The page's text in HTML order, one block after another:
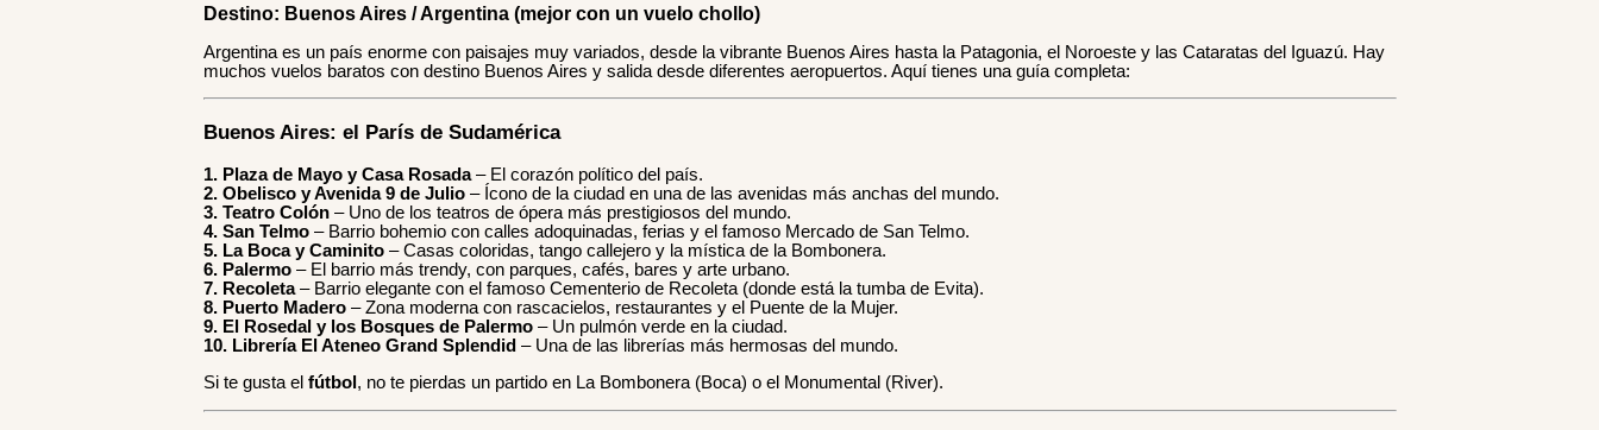
Destino: Buenos Aires / Argentina (mejor con un vuelo chollo)
Argentina es un país enorme con paisajes muy variados, desde la vibrante Buenos Aires hasta la Patagonia, el Noroeste y las Cataratas del Iguazú. Hay
muchos vuelos baratos con destino Buenos Aires y salida desde diferentes aeropuertos. Aquí tienes una guía completa:
Buenos Aires: el París de Sudamérica
1. Plaza de Mayo y Casa Rosada– El corazón político del país.
2. Obelisco y Avenida 9 de Julio– Ícono de la ciudad en una de las avenidas más anchas del mundo.
3. Teatro Colón– Uno de los teatros de ópera más prestigiosos del mundo.
4. San Telmo– Barrio bohemio con calles adoquinadas, ferias y el famoso Mercado de San Telmo.
5. La Boca y Caminito– Casas coloridas, tango callejero y la mística de la Bombonera.
6. Palermo– El barrio más trendy, con parques, cafés, bares y arte urbano.
7. Recoleta– Barrio elegante con el famoso Cementerio de Recoleta (donde está la tumba de Evita).
8. Puerto Madero– Zona moderna con rascacielos, restaurantes y el Puente de la Mujer.
9. El Rosedal y los Bosques de Palermo– Un pulmón verde en la ciudad.
10. Librería El Ateneo Grand Splendid – Una de las librerías más hermosas del mundo.
Si te gusta el fútbol , no te pierdas un partido en La Bombonera (Boca) o el Monumental (River).